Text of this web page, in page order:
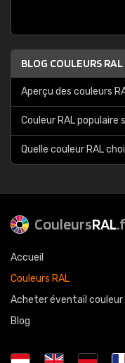
BLOG COULEURS RAL
Aperçu des couleurs
Couleur RAL populaire
Quelle couleur RAL
CouleursRAL
Accueil
Couleurs RAL
Acheter éventail couleur
Blog